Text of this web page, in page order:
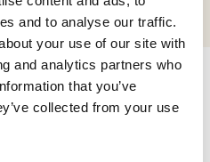
and to analyse our traffic.
your use of our site with
and analytics partners who
that you’ve
collected from your use